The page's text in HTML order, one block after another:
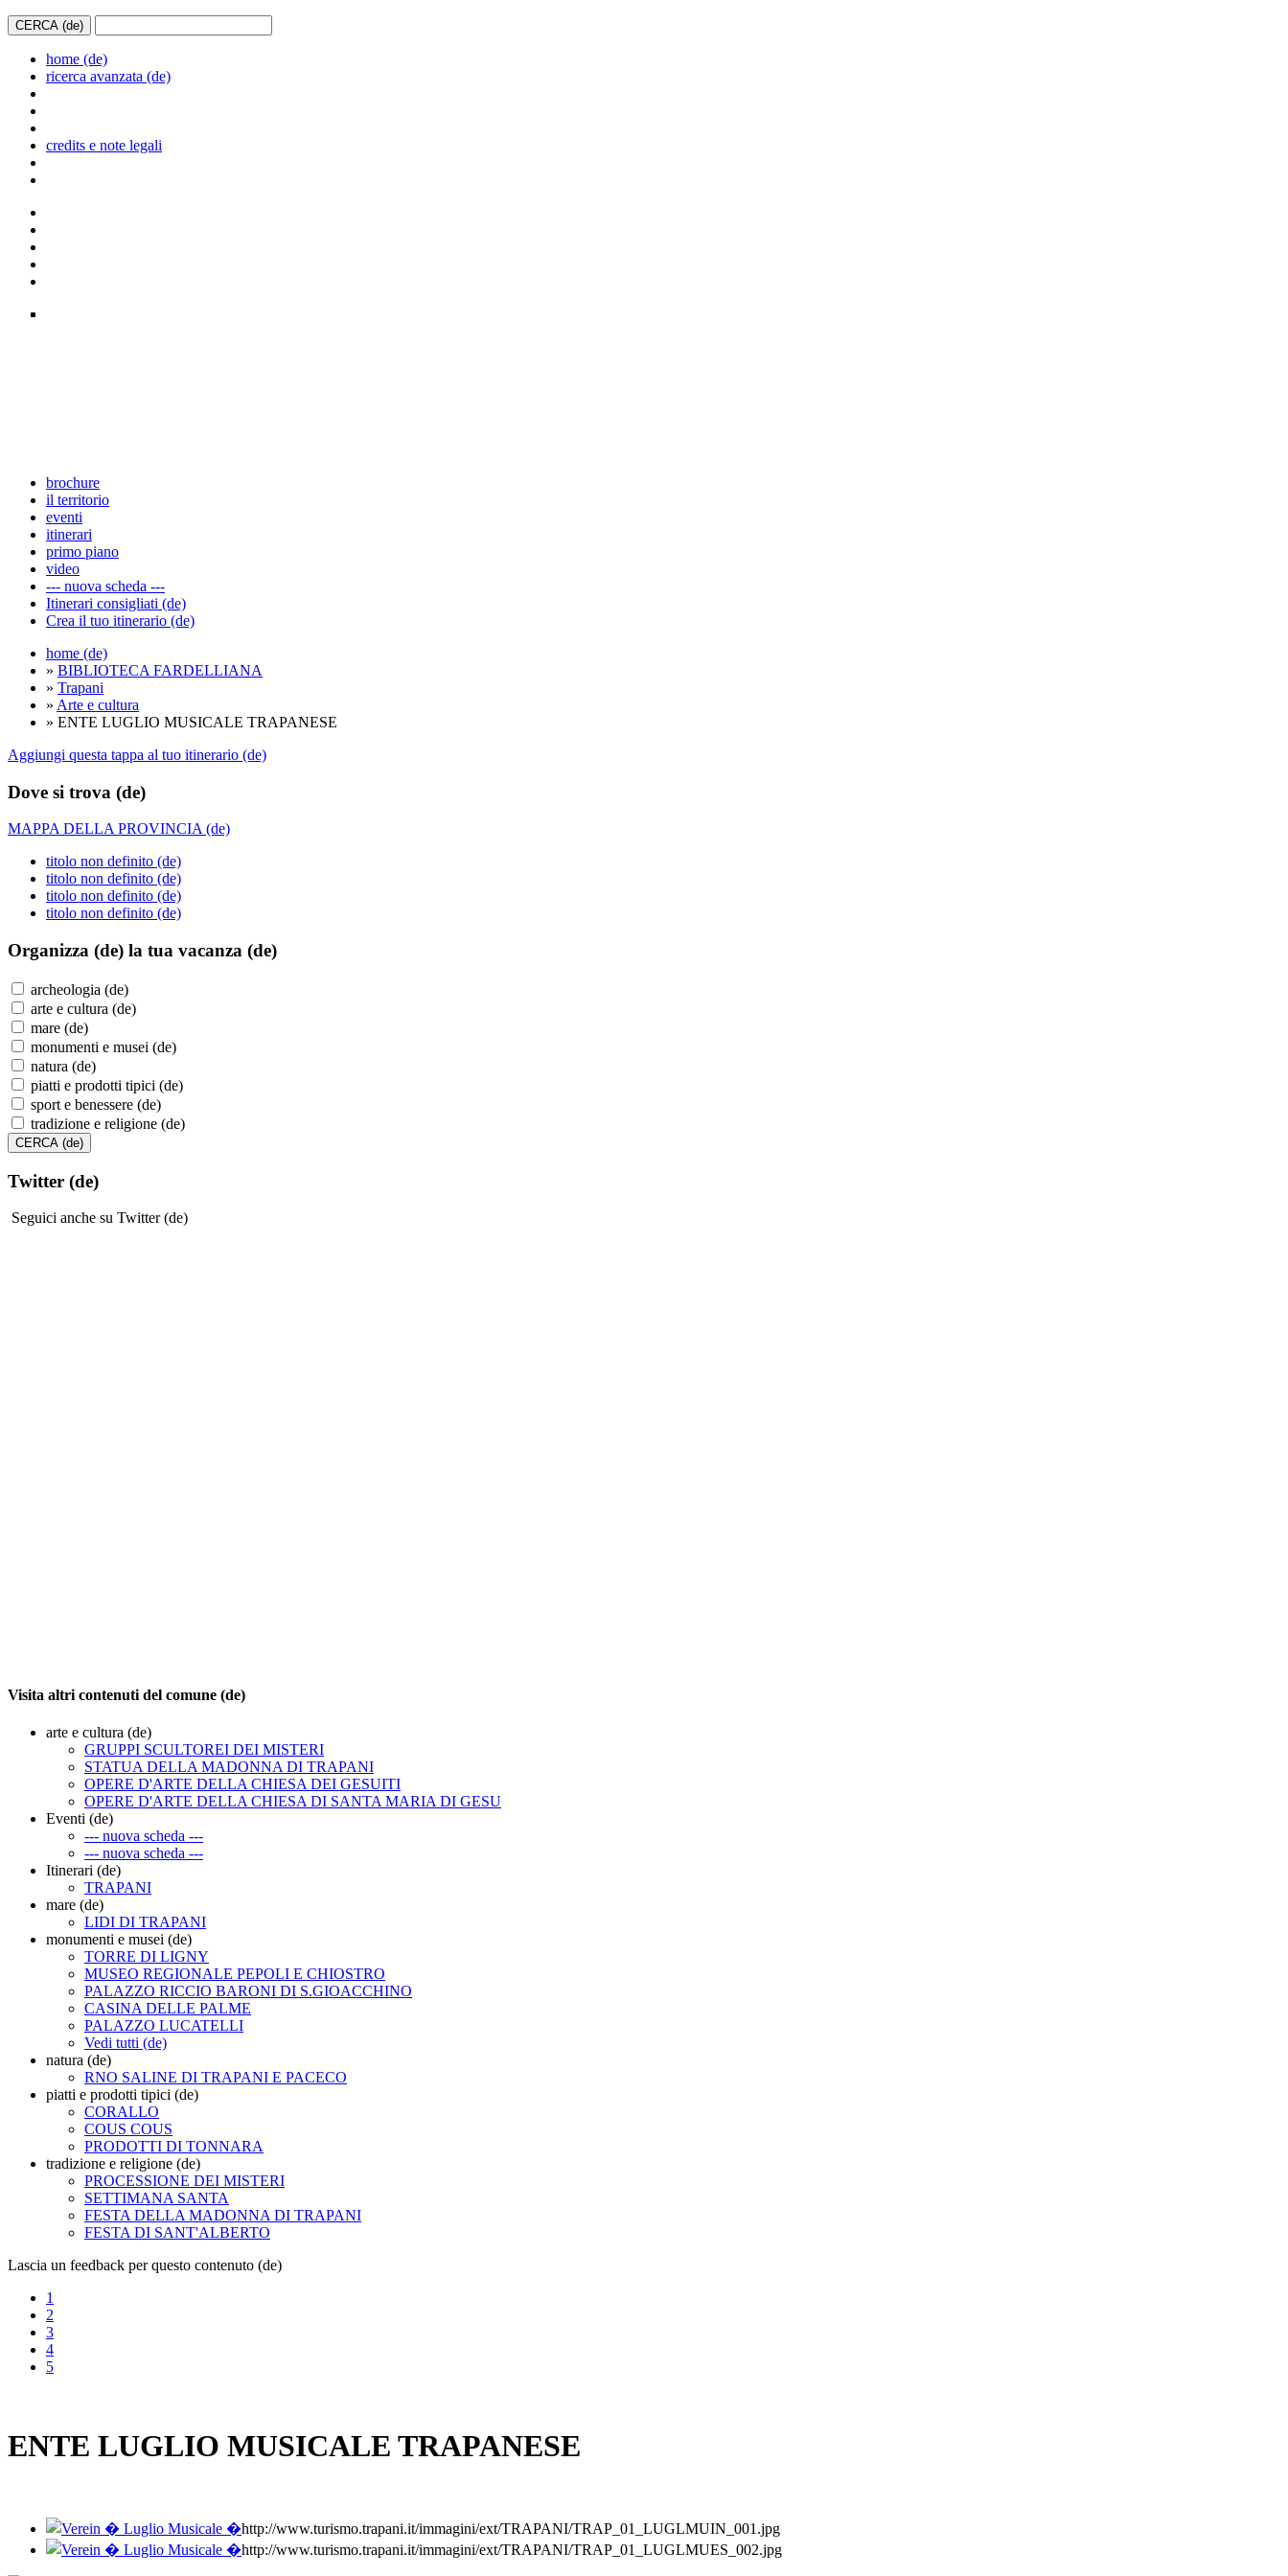
home (de)
ricerca avanzata (de)
credits e note legali
brochure
il territorio
eventi
itinerari
primo piano
video
--- nuova scheda ---
Itinerari consigliati (de)
Crea il tuo itinerario (de)
home (de)
» BIBLIOTECA FARDELLIANA
» Trapani
» Arte e cultura
» ENTE LUGLIO MUSICALE TRAPANESE
Aggiungi questa tappa al tuo itinerario (de)
Dove si trova (de)
MAPPA DELLA PROVINCIA (de)
titolo non definito (de)
titolo non definito (de)
titolo non definito (de)
titolo non definito (de)
Organizza (de) la tua vacanza (de)
archeologia (de)
arte e cultura (de)
mare (de)
monumenti e musei (de)
natura (de)
piatti e prodotti tipici (de)
sport e benessere (de)
tradizione e religione (de)
Twitter (de)
Seguici anche su Twitter (de)
Visita altri contenuti del comune (de)
arte e cultura (de)
GRUPPI SCULTOREI DEI MISTERI
STATUA DELLA MADONNA DI TRAPANI
OPERE D'ARTE DELLA CHIESA DEI GESUITI
OPERE D'ARTE DELLA CHIESA DI SANTA MARIA DI GESU
Eventi (de)
--- nuova scheda ---
--- nuova scheda ---
Itinerari (de)
TRAPANI
mare (de)
LIDI DI TRAPANI
monumenti e musei (de)
TORRE DI LIGNY
MUSEO REGIONALE PEPOLI E CHIOSTRO
PALAZZO RICCIO BARONI DI S.GIOACCHINO
CASINA DELLE PALME
PALAZZO LUCATELLI
Vedi tutti (de)
natura (de)
RNO SALINE DI TRAPANI E PACECO
piatti e prodotti tipici (de)
CORALLO
COUS COUS
PRODOTTI DI TONNARA
tradizione e religione (de)
PROCESSIONE DEI MISTERI
SETTIMANA SANTA
FESTA DELLA MADONNA DI TRAPANI
FESTA DI SANT'ALBERTO
Lascia un feedback per questo contenuto (de)
1
2
3
4
5
ENTE LUGLIO MUSICALE TRAPANESE
http://www.turismo.trapani.it/immagini/ext/TRAPANI/TRAP_01_LUGLMUIN_001.jpg
http://www.turismo.trapani.it/immagini/ext/TRAPANI/TRAP_01_LUGLMUES_002.jpg